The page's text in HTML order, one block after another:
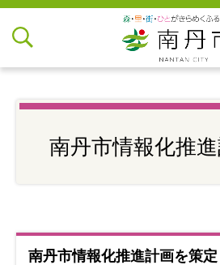
南丹市情報化推
南丹市情報化推進計画を策